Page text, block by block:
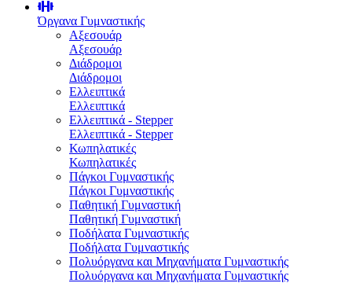
Όργανα Γυμναστικής
Αξεσουάρ
Αξεσουάρ
Διάδρομοι
Διάδρομοι
Ελλειπτικά
Ελλειπτικά
Ελλειπτικά - Stepper
Ελλειπτικά - Stepper
Κωπηλατικές
Κωπηλατικές
Πάγκοι Γυμναστικής
Πάγκοι Γυμναστικής
Παθητική Γυμναστική
Παθητική Γυμναστική
Ποδήλατα Γυμναστικής
Ποδήλατα Γυμναστικής
Πολυόργανα και Μηχανήματα Γυμναστικής
Πολυόργανα και Μηχανήματα Γυμναστικής